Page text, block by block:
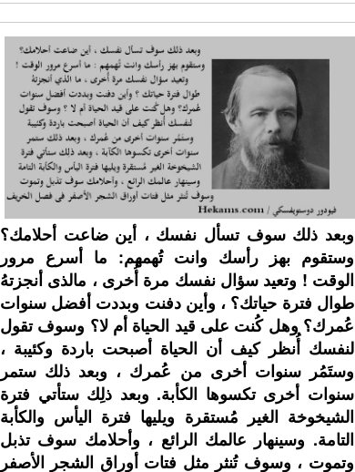
وبعد ذلك سوف تسأل نفسك ، أين ضاعت أحلامك؟
وستقوم بهز رأسك وانت تُهمهم: ما أسرع مرور
الوقت ! وتعيد سؤال نفسك مرة أُخرى ، مالذى أنجزتهُ
طوال فترة حياتك؟ ، وأين دفنت وبددت أفضل سنوات
عُمرك؟ وهل كُنت على قيد الحياة أم لا؟ وسوف تقول
لنفسك أُنظر كيف أن الحياة أصبحت باردة وكئيبة ،
وستَمُر سنوات أخرى من عُمرك ، وبعد ذلك ستمر
سنوات أخرى تكسوها الكأبة. وبعد ذلِك ستأتي فترة
الشيخوخة الغير مُستقرة ويليها فترة اليأس والكأبة
التامة. وسينهار عالمك الرائع ، وأحلامك سوف تذبل
وتموت ، وسوف تُنثر مثل فتات أوراق الشجر الأصفر